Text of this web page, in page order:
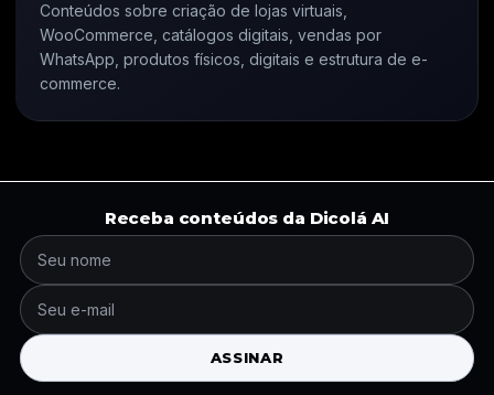
Conteúdos sobre criação de lojas virtuais,
WooCommerce, catálogos digitais, vendas por
WhatsApp, produtos físicos, digitais e estrutura de e-
commerce.
Receba conteúdos da Dicolá AI
ASSINAR